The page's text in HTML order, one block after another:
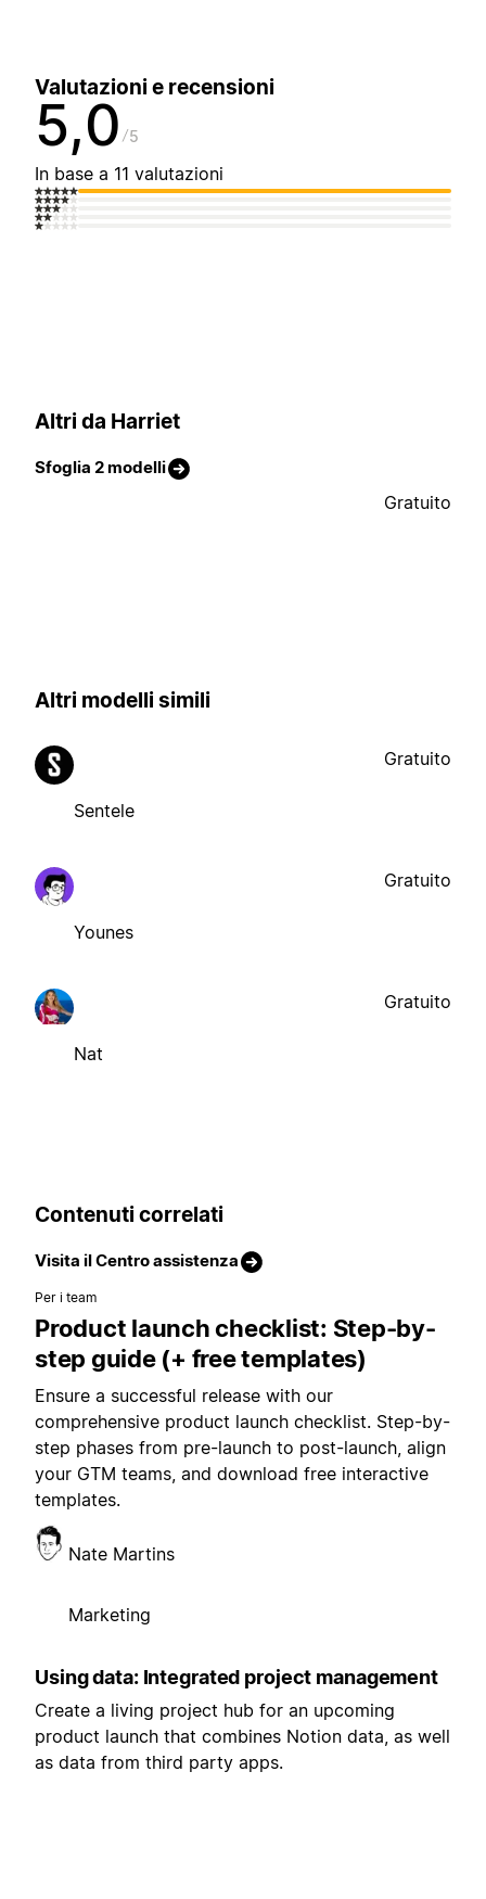
Valutazioni e recensioni
5,0 5
In base a 11 valutazioni
Altri da Harriet
Sfoglia 2 modelli
Gratuito
Altri modelli simili
Sentele
Gratuito
Younes
Gratuito
Nat
Gratuito
Contenuti correlati
Visita il Centro assistenza
Per i team
Product launch checklist: Step-by-
step guide (+ free templates)
Ensure a successful release with our
comprehensive product launch checklist. Step-by-
step phases from pre-launch to post-launch, align
your GTM teams, and download free interactive
templates.
Nate Martins
Marketing
Using data: Integrated project management
Create a living project hub for an upcoming
product launch that combines Notion data, as well
as data from third party apps.